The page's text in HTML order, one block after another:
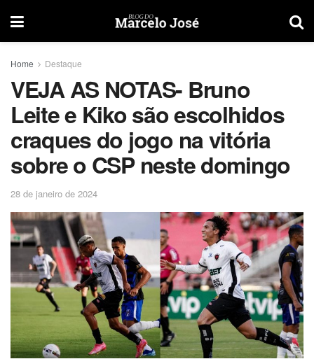
Home Destaque
VEJA AS NOTAS- Bruno
Leite e Kiko são escolhidos
craques do jogo na vitória
sobre o CSP neste domingo
28 de janeiro de 2024